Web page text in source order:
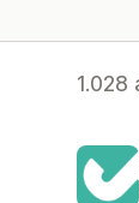
1.028